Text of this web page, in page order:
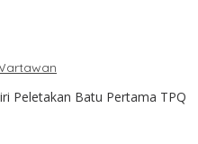
Peletakan Batu Pertama TPQ